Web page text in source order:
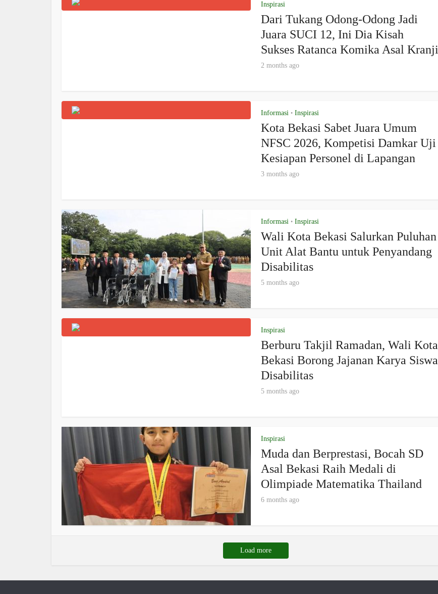
Inspirasi
Dari Tukang Odong-Odong Jadi
Juara SUCI 12, Ini Dia Kisah
Sukses Ratanca Komika Asal Kranji
2 months ago
Informasi • Inspirasi
Kota Bekasi Sabet Juara Umum
NFSC 2026, Kompetisi Damkar Uji
Kesiapan Personel di Lapangan
3 months ago
Informasi • Inspirasi
Wali Kota Bekasi Salurkan Puluhan
Unit Alat Bantu untuk Penyandang
Disabilitas
5 months ago
Inspirasi
Berburu Takjil Ramadan, Wali Kota
Bekasi Borong Jajanan Karya Siswa
Disabilitas
5 months ago
Inspirasi
Muda dan Berprestasi, Bocah SD
Asal Bekasi Raih Medali di
Olimpiade Matematika Thailand
6 months ago
Load more